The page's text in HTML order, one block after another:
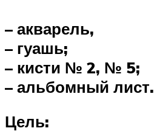
– акварель,
– гуашь;
– кисти № 2, № 5;
– альбомный лист.
Цель: